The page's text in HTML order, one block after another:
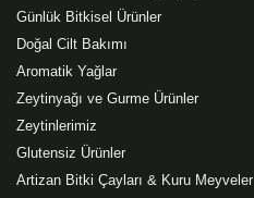
Günlük Bitkisel Ürünler
Doğal Cilt Bakımı
Aromatik Yağlar
Zeytinyağı ve Gurme Ürünler
Zeytinlerimiz
Glutensiz Ürünler
Artizan Bitki Çayları & Kuru Meyveler